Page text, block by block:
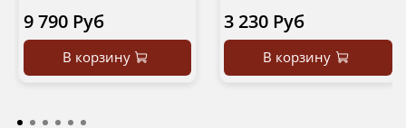
9 790 Руб
В корзину
3 230 Руб
В корзину